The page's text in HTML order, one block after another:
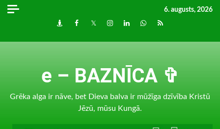
Skip
6. augusts, 2026
DraugiemFacebook
TwitterInstagram
LinkedInwhatsapp
RSS
e – BAZNĪCA ✞
Grēka alga ir nāve, bet Dieva balva ir mūžīga dzīvība Kristū
Jēzū, mūsu Kungā.